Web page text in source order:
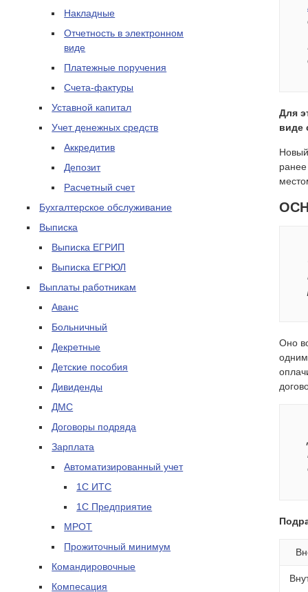
Накладные
Отчетность в электронном
виде
Платежные поручения
Счета-фактуры
Уставной капитал
Учет денежных средств
Аккредитив
Депозит
Расчетный счет
Бухгалтерское обслуживание
Выписка
Выписка ЕГРИП
Выписка ЕГРЮЛ
Выплаты работникам
Аванс
Больничный
Декретные
Детские пособия
Дивиденды
ДМС
Договоры подряда
Зарплата
Автоматизированный учет
1С ИТС
1С Предприятие
МРОТ
Прожиточный минимум
Командировочные
Компесация
Для
виде
Оно